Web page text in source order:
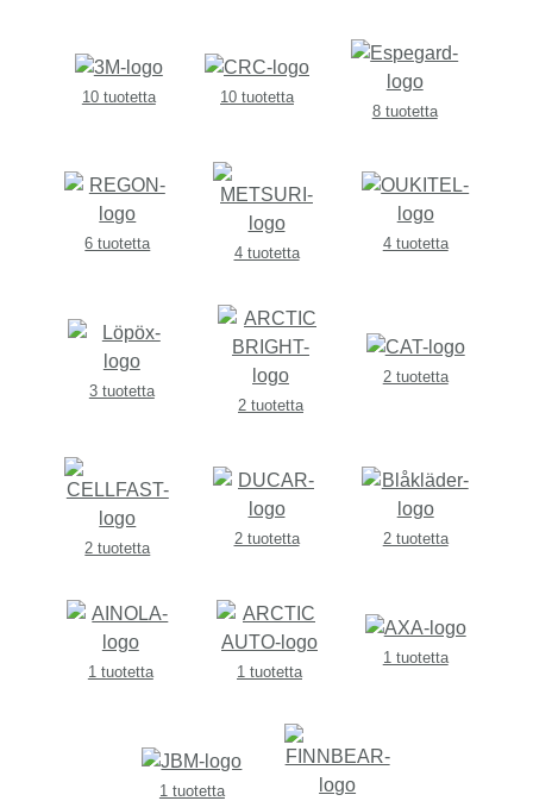
10 tuotetta
10 tuotetta
8 tuotetta
6 tuotetta
4 tuotetta
4 tuotetta
3 tuotetta
2 tuotetta
2 tuotetta
2 tuotetta
2 tuotetta 2 tuotetta
1 tuotetta 1 tuotetta
1 tuotetta
1 tuotetta